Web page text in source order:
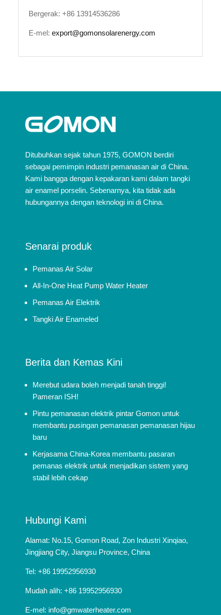
Bergerak: +86 13914536286
E-mel:export@gomonsolarenergy.com
Ditubuhkan sejak tahun 1975, GOMON berdiri
sebagai pemimpin industri pemanasan air di China.
Kami bangga dengan kepakaran kami dalam tangki
air enamel porselin. Sebenarnya, kita tidak ada
hubungannya dengan teknologi ini di China.
Senarai produk
Pemanas Air Solar
All-In-One Heat Pump Water Heater
Pemanas Air Elektrik
Tangki Air Enameled
Berita dan Kemas Kini
Merebut udara boleh menjadi tanah tinggi!
Pameran ISH!
Pintu pemanasan elektrik pintar Gomon untuk
membantu pusingan pemanasan pemanasan hijau
baru
Kerjasama China-Korea membantu pasaran
pemanas elektrik untuk menjadikan sistem yang
stabil lebih cekap
Hubungi Kami
Alamat: No.15, Gomon Road, Zon Industri Xinqiao,
Jingjiang City, Jiangsu Province, China
Tel: +86 19952956930
Mudah alih: +86 19952956930
E-mel: info@gmwaterheater.com